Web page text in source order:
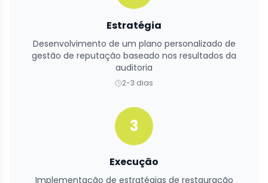
Estratégia
Desenvolvimento de um plano personalizado de
gestão de reputação baseado nos resultados da
auditoria
2-3 dias
3
Execução
Implementação de estratégias de restauração